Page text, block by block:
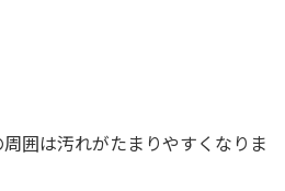
囲は汚れがたまりやすくなりま